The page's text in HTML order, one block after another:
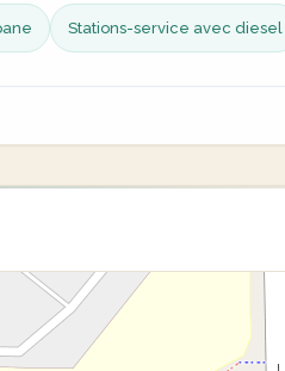
Stations-service avec diesel